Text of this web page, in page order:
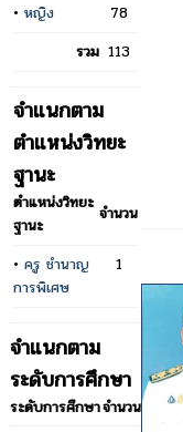
• หญิง
78
รวม 113
จำแนกตาม
ตำแหน่งวิทยะ
ฐานะ
ตำแหน่งวิทยะ
ฐานะ
จำนวน
• ครู ชำนาญ
การพิเศษ
1
จำแนกตาม
ระดับการศึกษา
ระดับการศึกษาจำนวน